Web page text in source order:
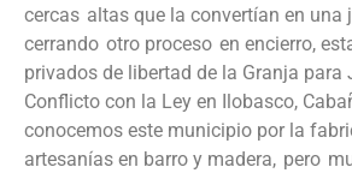
cercas altas que la convertían en una
cerrando otro proceso en encierro,
privados de libertad de la Granja para
Conflicto con la Ley en Ilobasco,
conocemos este municipio por la
artesanías en barro y madera, pero